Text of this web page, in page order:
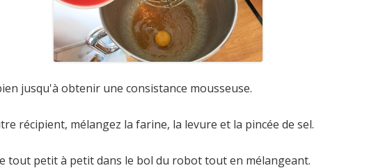
jusqu'à obtenir une consistance mousseuse.
récipient, mélangez la farine, la levure et la pincée de sel.
tout petit à petit dans le bol du robot tout en mélangeant.